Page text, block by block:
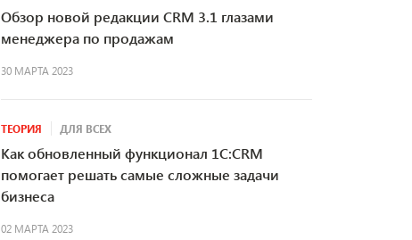
Обзор новой редакции CRM 3.1 глазами
менеджера по продажам
30 МАРТА 2023
ТЕОРИЯ ДЛЯ ВСЕХ
Как обновленный функционал 1С:CRM
помогает решать самые сложные задачи
бизнеса
02 МАРТА 2023